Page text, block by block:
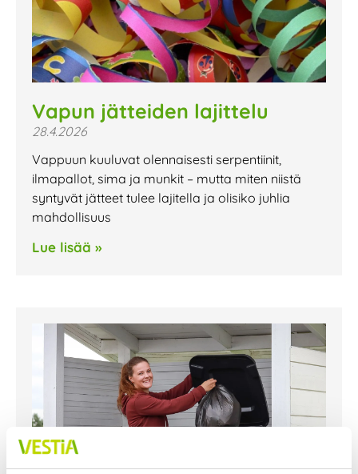
Vapun jätteiden lajittelu
28.4.2026
Vappuun kuuluvat olennaisesti serpentiinit,
ilmapallot, sima ja munkit – mutta miten niistä
syntyvät jätteet tulee lajitella ja olisiko juhlia
mahdollisuus
Lue lisää »